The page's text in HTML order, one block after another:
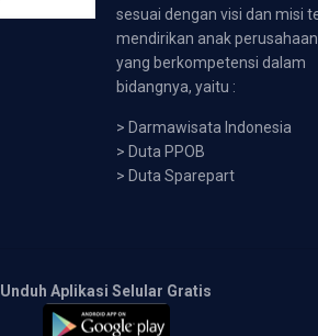
sesuai dengan visi dan misi
mendirikan anak perusahaan
yang berkompetensi dalam
bidangnya, yaitu :
> Darmawisata Indonesia
> Duta PPOB
> Duta Sparepart
Unduh Aplikasi Selular Gratis